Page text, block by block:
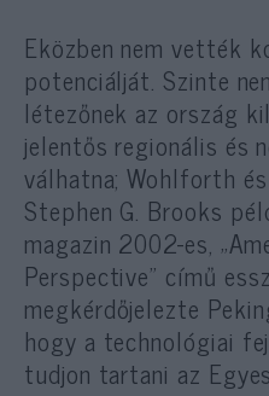
Eközben nem vették
potenciálját. Szinte
létezőnek az ország
jelentős regionális és
válhatna; Wohlforth
Stephen G. Brooks
magazin 2002-es,
Perspective” című
megkérdőjelezte
hogy a technológiai
tudjon tartani az